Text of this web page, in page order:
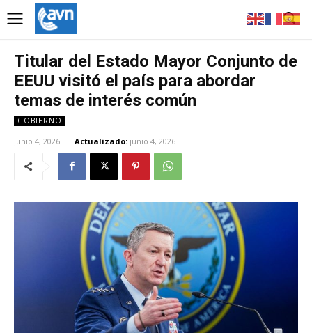
Titular del Estado Mayor Conjunto de
EEUU visitó el país para abordar
temas de interés común
GOBIERNO
junio 4, 2026 Actualizado: junio 4, 2026